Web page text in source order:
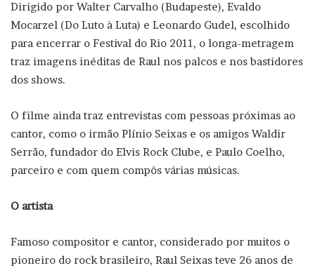
Dirigido por Walter Carvalho (Budapeste), Evaldo
Mocarzel (Do Luto à Luta) e Leonardo Gudel, escolhido
para encerrar o Festival do Rio 2011, o longa-metragem
traz imagens inéditas de Raul nos palcos e nos bastidores
dos shows.
O filme ainda traz entrevistas com pessoas próximas ao
cantor, como o irmão Plínio Seixas e os amigos Waldir
Serrão, fundador do Elvis Rock Clube, e Paulo Coelho,
parceiro e com quem compôs várias músicas.
O artista
Famoso compositor e cantor, considerado por muitos o
pioneiro do rock brasileiro, Raul Seixas teve 26 anos de